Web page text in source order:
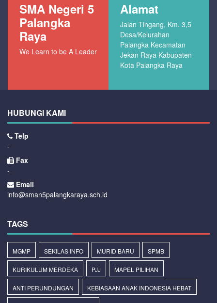
SMA Negeri 5
Palangka
Raya
We Learn to be A Leader
Alamat
Jalan Tingang, Km. 3,5
Desa/Kelurahan
Palangka Kecamatan
Jekan Raya Kabupaten
Kota Palangka Raya
HUBUNGI KAMI
Telp
-
Fax
-
Email
info@sman5palangkaraya.sch.id
TAGS
MGMP SEKILAS INFO MURID BARU SPMB
KURIKULUM MERDEKA PJJ MAPEL PILIHAN
ANTI PERUNDUNGAN KEBIASAAN ANAK INDONESIA HEBAT